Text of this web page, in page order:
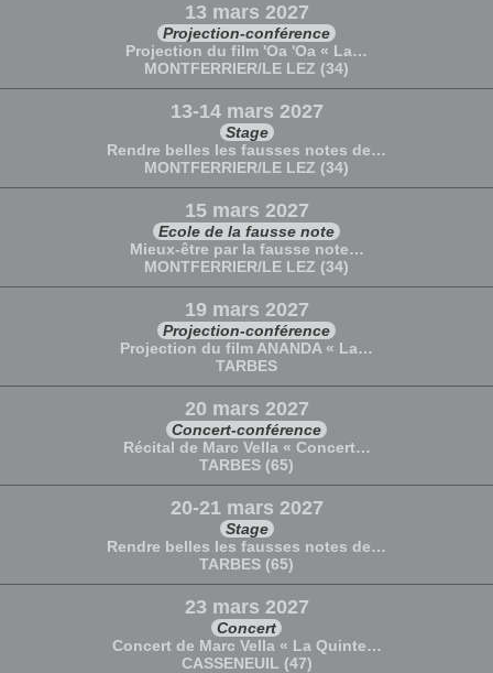
13 mars 2027
Projection-conférence
Projection du film 'Oa 'Oa « La…
MONTFERRIER/LE LEZ (34)
13-14 mars 2027
Stage
Rendre belles les fausses notes de…
MONTFERRIER/LE LEZ (34)
15 mars 2027
Ecole de la fausse note
Mieux-être par la fausse note…
MONTFERRIER/LE LEZ (34)
19 mars 2027
Projection-conférence
Projection du film ANANDA « La…
TARBES
20 mars 2027
Concert-conférence
Récital de Marc Vella « Concert…
TARBES (65)
20-21 mars 2027
Stage
Rendre belles les fausses notes de…
TARBES (65)
23 mars 2027
Concert
Concert de Marc Vella « La Quinte…
CASSENEUIL (47)